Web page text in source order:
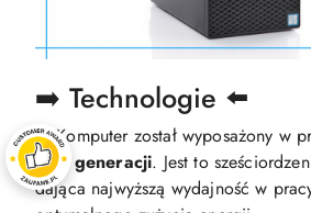
➡️ Technologie ⬅️
✅ Komputer został wyposażony w
I5 8 generacji. Jest to
dająca najwyższą wydajność w